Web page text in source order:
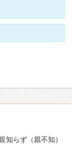
知らず（親不知）